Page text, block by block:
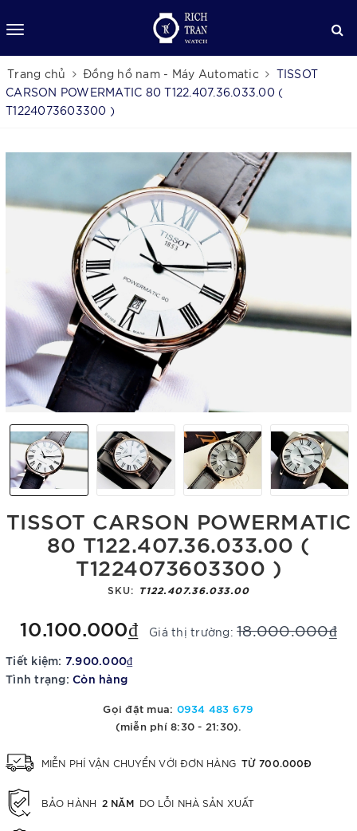
Trang chủ Đồng hồ nam - Máy Automatic
TISSOT
CARSON POWERMATIC 80 T122.407.36.033.00 (
T1224073603300 )
TISSOT CARSON POWERMATIC
80 T122.407.36.033.00 (
T1224073603300 )
SKU: T122.407.36.033.00
10.100.000₫ Giá thị trường:18.000.000₫
Tiết kiệm: 7.900.000₫
Tình trạng: Còn hàng
Gọi đặt mua: 0934 483 679
(miễn phí 8:30 - 21:30).
MIỄN PHÍ VẬN CHUYỂN VỚI ĐƠN HÀNG TỪ 700.000Đ
BẢO HÀNH 2 NĂM DO LỖI NHÀ SẢN XUẤT